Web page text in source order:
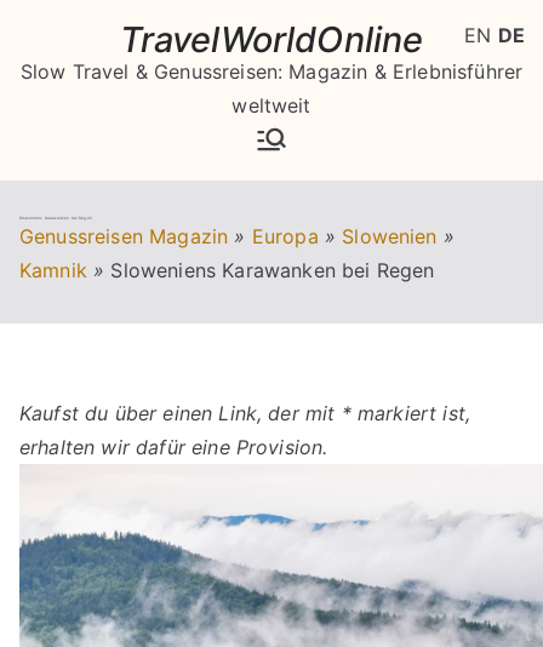
springen
TravelWorldOnline
Slow Travel & Genussreisen: Magazin & Erlebnisführer
weltweit
Sloweniens Karawanken bei Regen
Genussreisen Magazin » Europa » Slowenien »
Kamnik » Sloweniens Karawanken bei Regen
Kaufst du über einen Link, der mit * markiert ist,
erhalten wir dafür eine Provision.
EN DE